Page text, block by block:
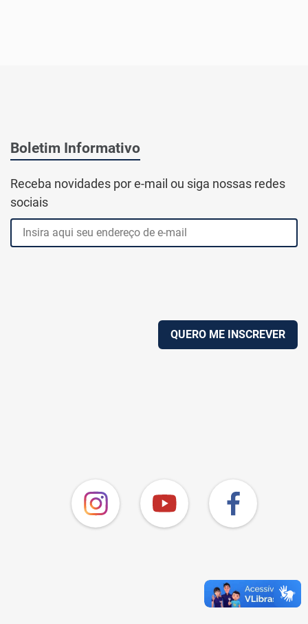
Boletim Informativo
Receba novidades por e-mail ou siga nossas redes
sociais
QUERO ME INSCREVER